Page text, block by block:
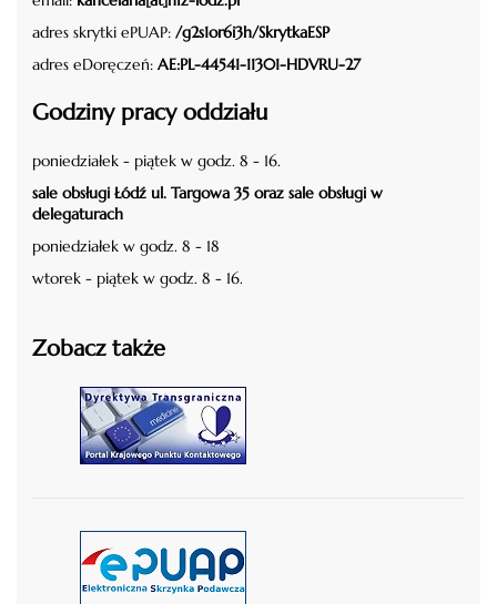
adres skrytki ePUAP: /g2s1or6i3h/SkrytkaESP
adres eDoręczeń: AE:PL-44541-11301-HDVRU-27
Godziny pracy oddziału
poniedziałek - piątek w godz. 8 - 16.
sale obsługi Łódź ul. Targowa 35 oraz sale obsługi w
delegaturach
poniedziałek w godz. 8 - 18
wtorek - piątek w godz. 8 - 16.
Zobacz także
czytaj więcej
czytaj więcej